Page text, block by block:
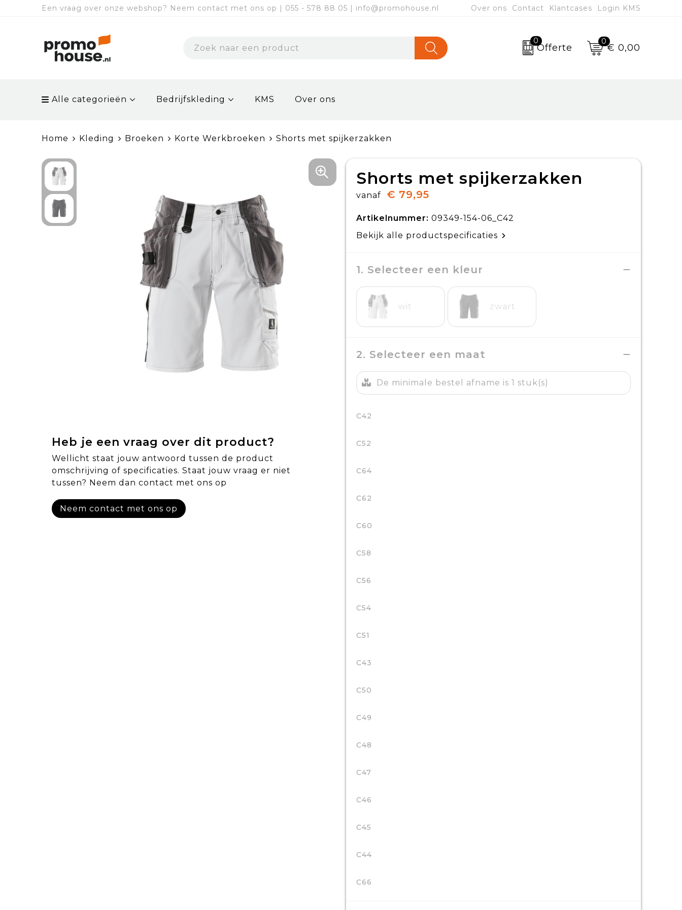
Een vraag over onze webshop? Neem contact met ons op | 055 - 578 88 05 | info@promohouse.nl Over ons Contact Klantcases Login KMS
0
Offerte
0
€ 0,00
Alle categorieën Bedrijfskleding KMS Over ons
Home Kleding Broeken Korte Werkbroeken Shorts met spijkerzakken
Heb je een vraag over dit product?
Wellicht staat jouw antwoord tussen de product
omschrijving of specificaties. Staat jouw vraag er niet
tussen? Neem dan contact met ons op
Neem contact met ons op
Shorts met spijkerzakken
vanaf € 79,95
Artikelnummer: 09349-154-06_C42
Bekijk alle productspecificaties
1. Selecteer een kleur
wit zwart
2. Selecteer een maat
De minimale bestel afname is 1 stuk(s)
C42
C52
C64
C62
C60
C58
C56
C54
C51
C43
C50
C49
C48
C47
C46
C45
C44
C66